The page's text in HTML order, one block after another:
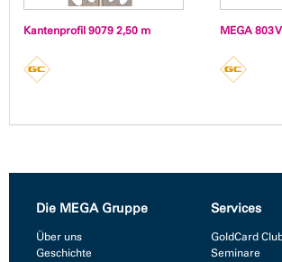
Kantenprofil 9079 2,50 m MEGA 803
Die MEGA Gruppe
Über uns
Geschichte
Services
GoldCard
Seminare